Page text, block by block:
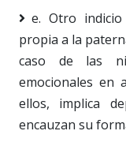
e. Otro
propia a la
caso de las
emocionales en
ellos, implica
encauzan su